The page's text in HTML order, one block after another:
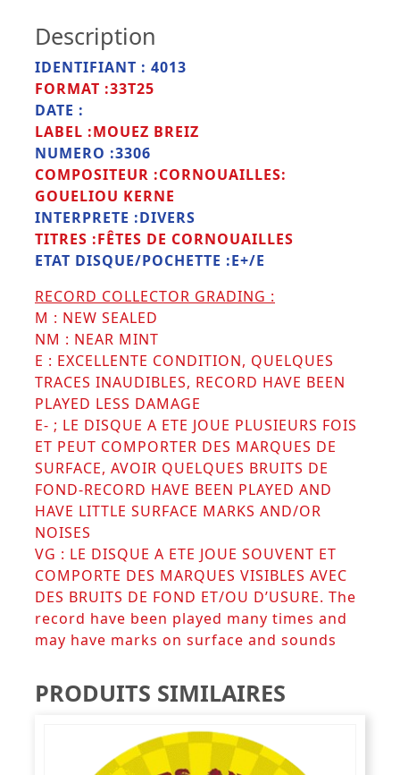
Description
IDENTIFIANT : 4013
FORMAT :33T25
DATE :
LABEL :MOUEZ BREIZ
NUMERO :3306
COMPOSITEUR :CORNOUAILLES:
GOUELIOU KERNE
INTERPRETE :DIVERS
TITRES :FÊTES DE CORNOUAILLES
ETAT DISQUE/POCHETTE :E+/E
RECORD COLLECTOR GRADING :
M : NEW SEALED
NM : NEAR MINT
E : EXCELLENTE CONDITION, QUELQUES
TRACES INAUDIBLES, RECORD HAVE BEEN
PLAYED LESS DAMAGE
E- ; LE DISQUE A ETE JOUE PLUSIEURS FOIS
ET PEUT COMPORTER DES MARQUES DE
SURFACE, AVOIR QUELQUES BRUITS DE
FOND-RECORD HAVE BEEN PLAYED AND
HAVE LITTLE SURFACE MARKS AND/OR
NOISES
VG : LE DISQUE A ETE JOUE SOUVENT ET
COMPORTE DES MARQUES VISIBLES AVEC
DES BRUITS DE FOND ET/OU D’USURE. The
record have been played many times and
may have marks on surface and sounds
PRODUITS SIMILAIRES